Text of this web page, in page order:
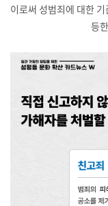
이로써 성범죄에 대한
등